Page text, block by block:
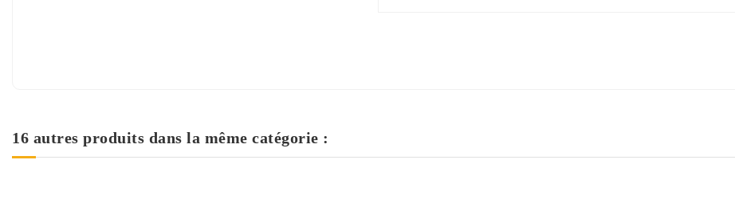
16 autres produits dans la même catégorie :